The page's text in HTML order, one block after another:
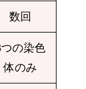
数回
の染色
体のみ